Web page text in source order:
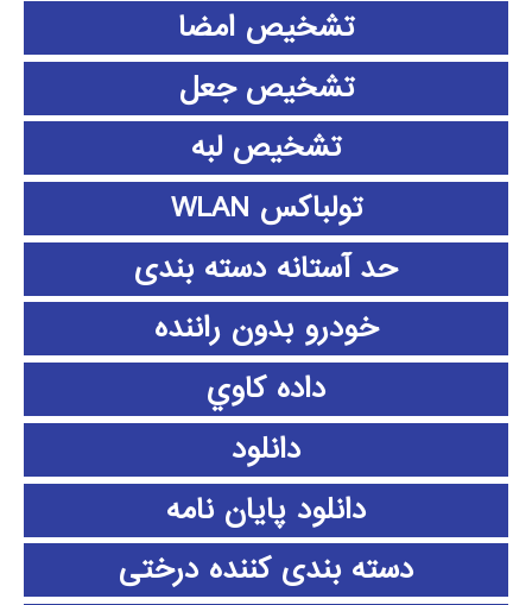
تشخیص امضا
تشخیص جعل
تشخیص لبه
تولباکس WLAN
حد آستانه دسته بندی
خودرو بدون راننده
داده كاوي
دانلود
دانلود پايان نامه
دسته بندی کننده درختی